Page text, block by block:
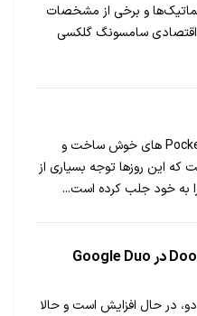
و برخی از مشخصات
سامسونگ گلکسی
Xperia X1 یکی از Pocket PC های خوش ­ساخت و
این روزها توجه بسیاری از
را به خود جلب کرده است...
امکان درج متن و Doodle در Google Duo
در حال افزایش است و حالا